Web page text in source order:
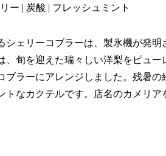
ー | 炭酸 | フレッシュミント
ェリーコブラーは、製氷機が発明
、旬を迎えた瑞々しい洋梨をピュ
ラーにアレンジしました。残暑の
なカクテルです。店名のカメリア